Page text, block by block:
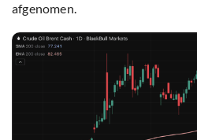
afgenomen.